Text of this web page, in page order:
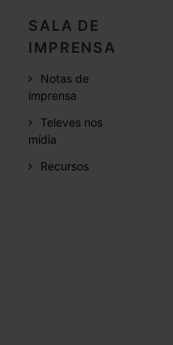
SALA DE
IMPRENSA
Notas de
imprensa
Televes nos
mídia
Recursos